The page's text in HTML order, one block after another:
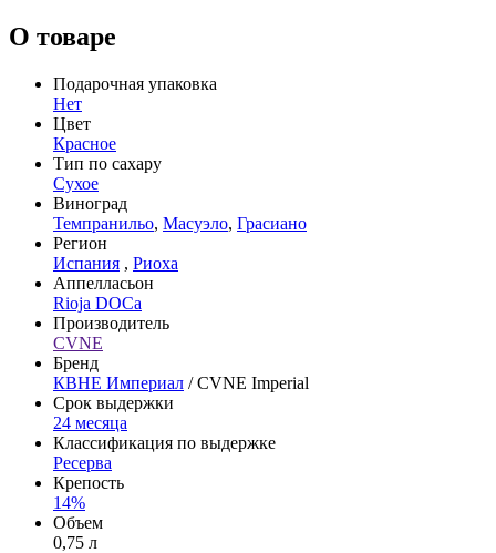
О товаре
Подарочная упаковка
Нет
Цвет
Красное
Тип по сахару
Сухое
Виноград
Темпранильо, Масуэло, Грасиано
Регион
Испания , Риоха
Аппелласьон
Rioja DOCa
Производитель
CVNE
Бренд
КВНЕ Империал / CVNE Imperial
Срок выдержки
24 месяца
Классификация по выдержке
Ресерва
Крепость
14%
Объем
0,75 л